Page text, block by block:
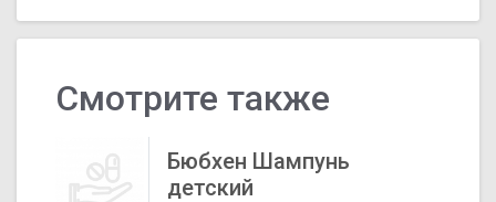
Смотрите также
Бюбхен Шампунь
детский